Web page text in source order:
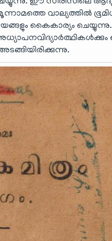
ഈ സീരിസിലെ
വാല്യത്തിൽ
കൈകാര്യം